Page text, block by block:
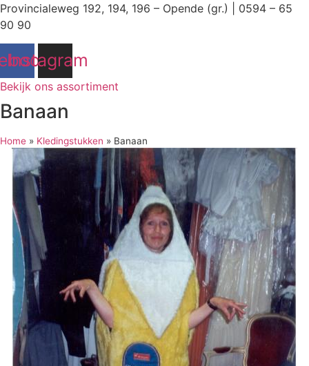
Provincialeweg 192, 194, 196 – Opende (gr.) | 0594 – 65
90 90
Instagram
Bekijk ons assortiment
Banaan
Home » Kledingstukken » Banaan